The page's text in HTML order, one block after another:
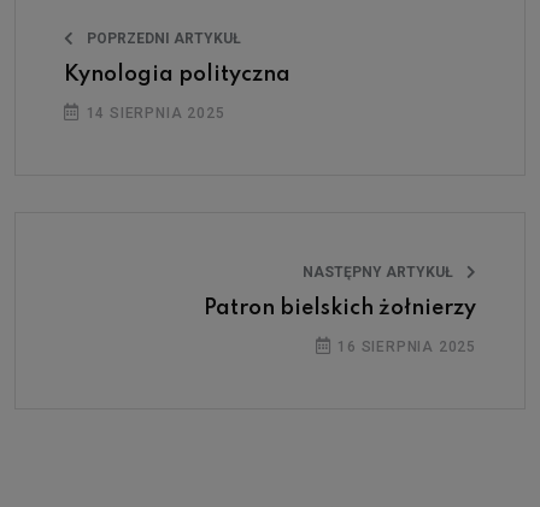
POPRZEDNI ARTYKUŁ
Kynologia polityczna
14 SIERPNIA 2025
NASTĘPNY ARTYKUŁ
Patron bielskich żołnierzy
16 SIERPNIA 2025